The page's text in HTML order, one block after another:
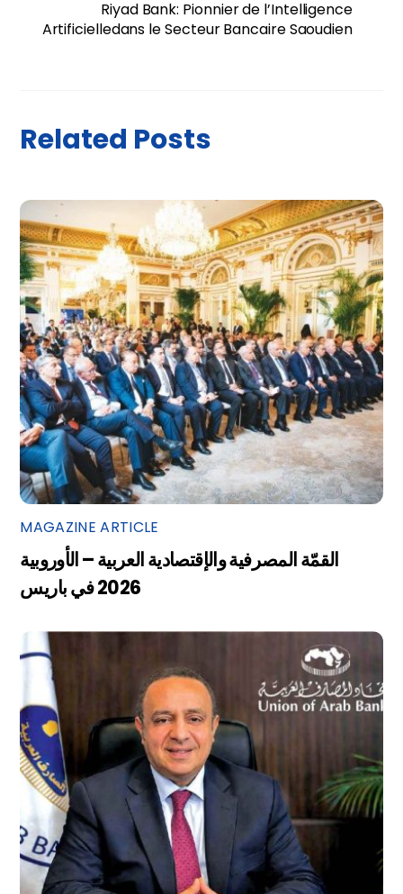
Riyad Bank: Pionnier de l’Intelligence
Artificielledans le Secteur Bancaire Saoudien
Related Posts
MAGAZINE ARTICLE
القمّة المصرفية والإقتصادية العربية – الأوروبية
2026 في باريس